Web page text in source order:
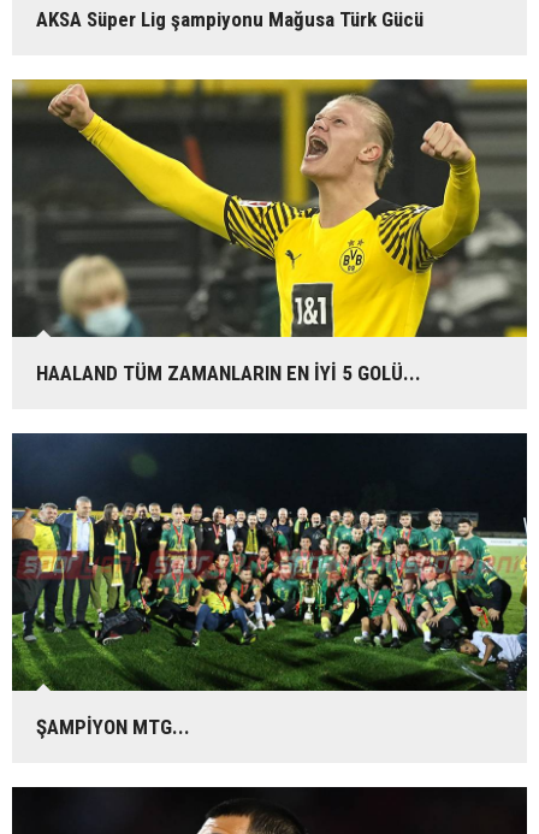
AKSA Süper Lig şampiyonu Mağusa Türk Gücü
HAALAND TÜM ZAMANLARIN EN İYİ 5 GOLÜ...
ŞAMPİYON MTG...